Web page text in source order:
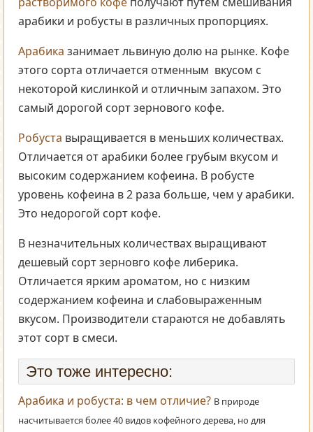
арабики и робусты в различных пропорциях.
Арабика занимает львиную долю на рынке. Кофе
этого сорта отличается отменным вкусом с
некоторой кислинкой и отличным запахом. Это
самый дорогой сорт зернового кофе.
Робуста выращивается в меньших количествах.
Отличается от арабики более грубым вкусом и
высоким содержанием кофеина. В робусте
уровень кофеина в 2 раза больше, чем у арабики.
Это недорогой сорт кофе.
В незначительных количествах выращивают
дешевый сорт зерновго кофе либерика.
Отличается ярким ароматом, но с низким
содержанием кофеина и слабовыраженным
вкусом. Производители стараются не добавлять
этот сорт в смеси.
Это тоже интересно:
Арабика и робуста: в чем отличие? В природе
насчитывается более 40 видов кофейного дерева, но для